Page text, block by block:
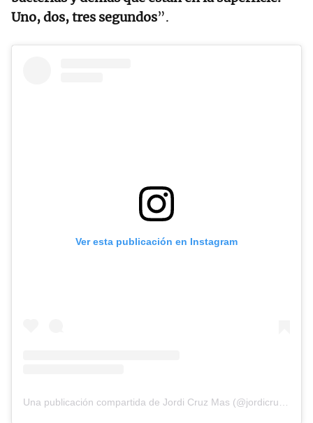
Uno, dos, tres segundos”.
Ver esta publicación en Instagram